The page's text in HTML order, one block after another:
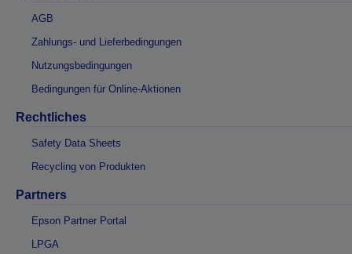
AGB
Zahlungs- und Lieferbedingungen
Nutzungsbedingungen
Bedingungen für Online-Aktionen
Rechtliches
Safety Data Sheets
Recycling von Produkten
Partners
Epson Partner Portal
LPGA